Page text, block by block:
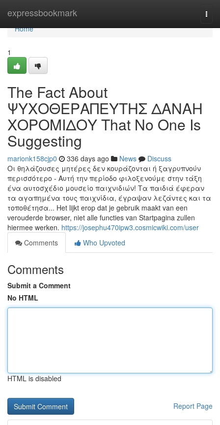
expressbookmark
Home
Home
1
The Fact About
ΨΥΧΟΘΕΡΑΠΕΥΤΗΣ ΔΑΝΑΗ
ΧΟΡΟΜΙΔΟΥ That No One Is
Suggesting
marionk158cjp0 336 days ago News
Discuss
Οι θηλάζουσες μητέρες δεν κουράζονται ή ξαγρυπνούν
περισσότερο - Αυτή την περίοδο φιλοξενούμε στην τάξη
ένα αυτοσχέδιο μουσείο παιχνιδιών! Τα παιδιά έφεραν
τα αγαπημένα τους παιχνίδια, έγραψαν λεζάντες και τα
τοποθέτησα... Het lijkt erop dat je gebruik maakt van een
verouderde browser, niet alle functies van Startpagina zullen
hiermee werken. https://josephu470ipw3.cosmicwiki.com/user
Comments
Who Upvoted
Comments
Submit a Comment
No HTML
HTML is disabled
Report Page